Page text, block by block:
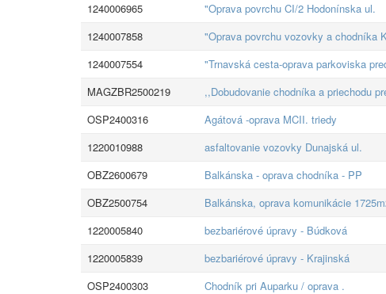
1240006965
"Oprava povrchu CI/2 Hodonínska ul.
1240007858
"Oprava povrchu vozovky a chodníka
1240007554
"Trnavská cesta-oprava parkoviska
MAGZBR2500219
,,Dobudovanie chodníka a priechodu
OSP2400316
Agátová -oprava MCII. triedy
1220010988
asfaltovanie vozovky Dunajská ul.
OBZ2600679
Balkánska - oprava chodníka - PP
OBZ2500754
Balkánska, oprava komunikácie
1220005840
bezbariérové úpravy - Búdková
1220005839
bezbariérové úpravy - Krajinská
OSP2400303
Chodník pri Auparku / oprava .